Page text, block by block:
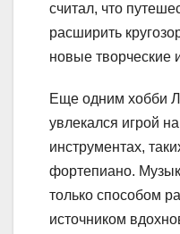
считал, что
расширить
новые творческие
Еще одним хобби
увлекался игрой
инструментах,
фортепиано.
только способом
источником